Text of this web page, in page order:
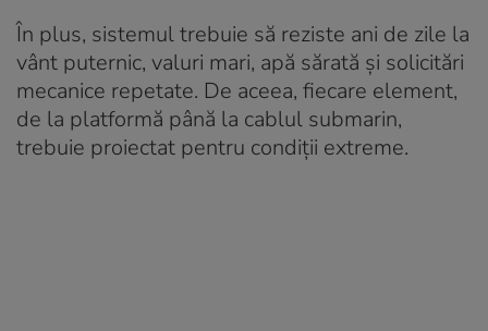
În plus, sistemul trebuie să reziste ani de zile la
vânt puternic, valuri mari, apă sărată și solicitări
mecanice repetate. De aceea, fiecare element,
de la platformă până la cablul submarin,
trebuie proiectat pentru condiții extreme.